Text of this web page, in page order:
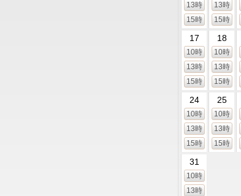
13時
15時
13時
15時
17
10時
13時
15時
18
10時
13時
15時
24
10時
13時
15時
25
10時
13時
15時
31
10時
13時